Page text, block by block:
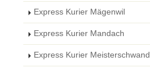
Express Kurier Mägenwil
Express Kurier Mandach
Express Kurier